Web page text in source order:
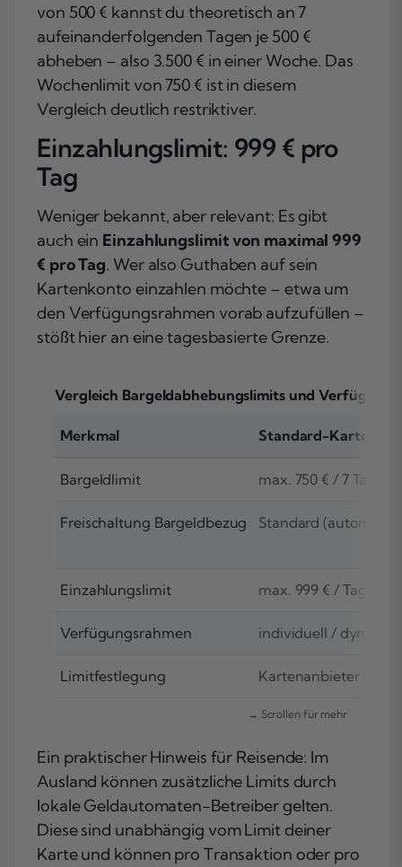
von 500 € kannst du theoretisch an 7
aufeinanderfolgenden Tagen je 500 €
abheben – also 3.500 € in einer Woche. Das
Wochenlimit von 750 € ist in diesem
Vergleich deutlich restriktiver.
Einzahlungslimit: 999 € pro
Tag
Weniger bekannt, aber relevant: Es gibt
auch ein Einzahlungslimit von maximal 999
€ pro Tag. Wer also Guthaben auf sein
Kartenkonto einzahlen möchte – etwa um
den Verfügungsrahmen vorab aufzufüllen –
stößt hier an eine tagesbasierte Grenze.
Vergleich Bargeldabhebungslimits und
Merkmal Standard-Karte
Bargeldlimit max. 750 € / 7 Tage
Freischaltung Bargeldbezug Standard
Einzahlungslimit max. 999 € / Tag
Verfügungsrahmen individuell /
Limitfestlegung Kartenanbieter
Ein praktischer Hinweis für Reisende: Im
Ausland können zusätzliche Limits durch
lokale Geldautomaten-Betreiber gelten.
Diese sind unabhängig vom Limit deiner
Karte und können pro Transaktion oder pro